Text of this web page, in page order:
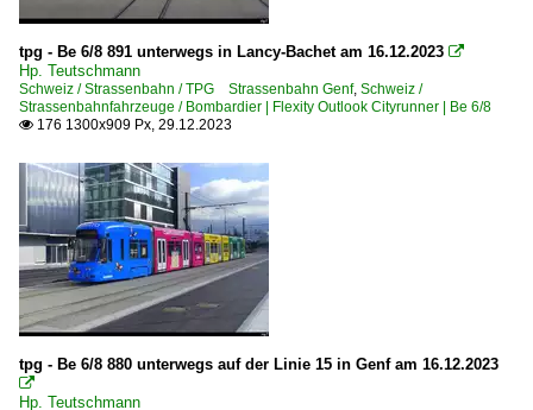
tpg - Be 6/8 891 unterwegs in Lancy-Bachet am 16.12.2023 
Hp. Teutschmann
Schweiz / Strassenbahn / TPG Strassenbahn Genf, Schweiz /
Strassenbahnfahrzeuge / Bombardier | Flexity Outlook Cityrunner | Be 6/8
 176 1300x909 Px, 29.12.2023
tpg - Be 6/8 880 unterwegs auf der Linie 15 in Genf am 16.12.2023

Hp. Teutschmann